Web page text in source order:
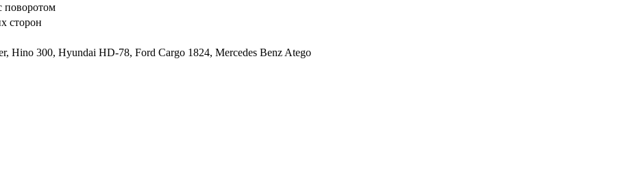
поворотом
сторон
Hino 300, Hyundai HD-78, Ford Cargo 1824, Mercedes Benz Atego